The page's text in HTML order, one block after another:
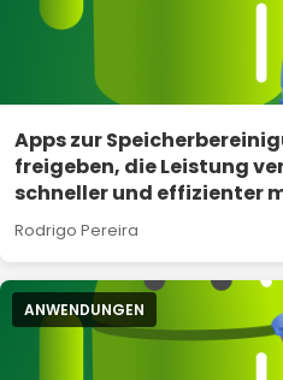
Apps zur
freigeben, die Leistung
schneller und effizienter
Rodrigo Pereira
ANWENDUNGEN